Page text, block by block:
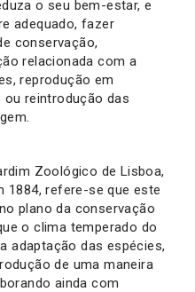
o seu bem-estar, e
adequado, fazer
conservação,
relacionada com a
reprodução em
reintrodução das
Zoológico de Lisboa,
1884, refere-se que este
plano da conservação
o clima temperado do
adaptação das espécies,
de uma maneira
ainda com